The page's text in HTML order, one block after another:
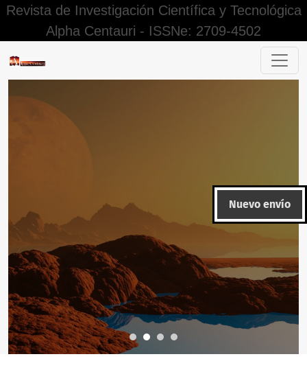
Revista de Investigación Científica y Tecnológica
Alpha Centauri - ISSNe: 2709-4502
Aplicación de la plataforma de firma digital en la emisión
Nuevo envío